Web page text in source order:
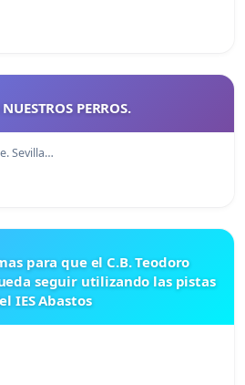
PERROS.
Sevilla…
para que el C.B. Teodoro
seguir utilizando las pistas
IES Abastos